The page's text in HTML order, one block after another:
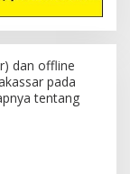
dan offline
pada
tentang